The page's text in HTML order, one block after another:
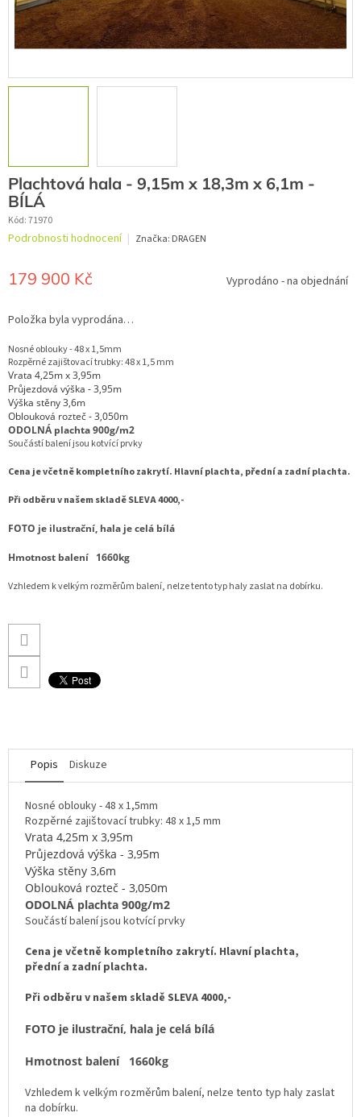
Plachtová hala - 9,15m x 18,3m x 6,1m -
BÍLÁ
Kód:71970
Průměrné
je
0,0
5
hvězdiček.
Podrobnosti hodnocení Značka: DRAGEN
179 900 Kč
cena:
Vyprodáno - na objednání
Položka byla vyprodána…
Nosné oblouky - 48 x 1,5mm
Rozpěrné zajištovací trubky: 48 x 1,5 mm
Vrata 4,25m x 3,95m
Průjezdová výška - 3,95m
Výška stěny 3,6m
Oblouková rozteč - 3,050m
ODOLNÁ plachta900g/m2
Součástí balení jsou kotvící prvky
Cena je včetně kompletního zakrytí. Hlavní plachta, přední a zadní plachta.
Při odběru v našem skladěSLEVA 4000,-
FOTO je ilustrační, hala je celá bílá
Hmotnost balení 1660kg
Vzhledem k velkým rozměrům balení, nelze tento typ haly zaslat na dobírku.
Popis Diskuze
Nosné oblouky - 48 x 1,5mm
Rozpěrné zajištovací trubky: 48 x 1,5 mm
Vrata 4,25m x 3,95m
Průjezdová výška - 3,95m
Výška stěny 3,6m
Oblouková rozteč - 3,050m
ODOLNÁ plachta 900g/m2
Součástí balení jsou kotvící prvky
Cena je včetně kompletního zakrytí. Hlavní plachta,
přední a zadní plachta.
Při odběru v našem skladě SLEVA 4000,-
FOTO je ilustrační, hala je celá bílá
Hmotnost balení 1660kg
Vzhledem k velkým rozměrům balení, nelze tento typ haly zaslat
na dobírku.